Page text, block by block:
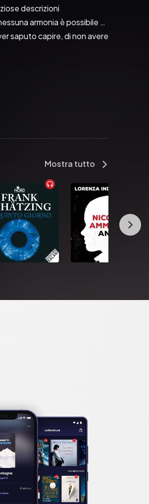
descrizioni
armonia è possibile e
saputo capire, di non avere
Mostra tutto